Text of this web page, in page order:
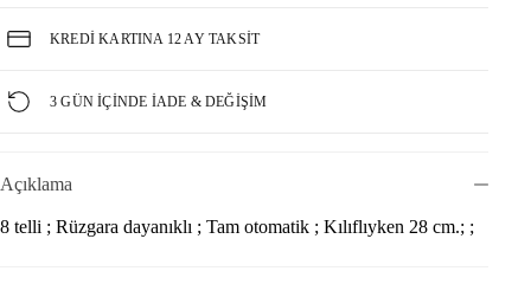
Puuantiye
Desenli
adet
KREDI KARTINA 12 AY TAKSIT
3 GÜN İÇINDE İADE & DEĞIŞIM
Açıklama
8 telli ; Rüzgara dayanıklı ; Tam otomatik ; Kılıflıyken 28 cm.; ;